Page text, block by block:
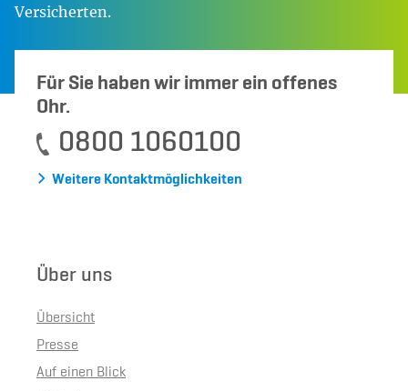
Versicherten.
Für Sie haben wir immer ein offenes
Ohr.
0800 1060100
Weitere Kontaktmöglichkeiten
Über uns
Übersicht
Presse
Auf einen Blick